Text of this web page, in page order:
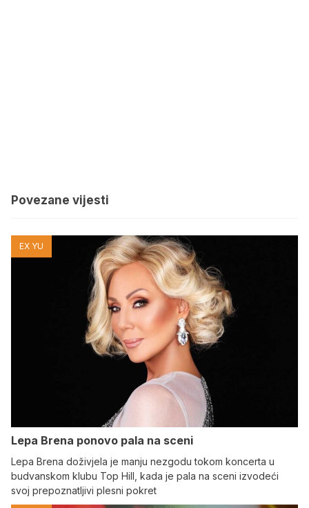
Povezane vijesti
EX YU
Lepa Brena ponovo pala na sceni
Lepa Brena doživjela je manju nezgodu tokom koncerta u
budvanskom klubu Top Hill, kada je pala na sceni izvodeći
svoj prepoznatljivi plesni pokret